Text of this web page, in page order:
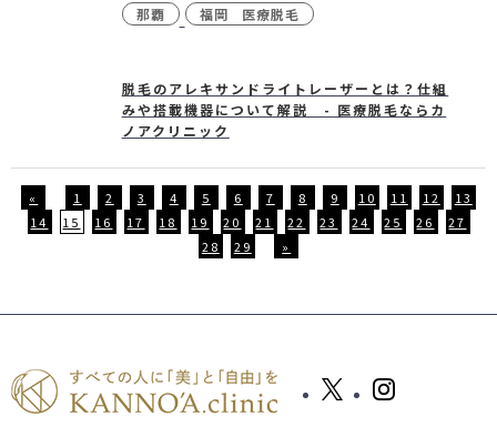
那覇
福岡 医療脱毛
脱毛のアレキサンドライトレーザーとは？仕組
みや搭載機器について解説 - 医療脱毛ならカ
ノアクリニック
« 1 2 3 4 5 6 7 8 9 10 11 12
13
14
15 16 17 18 19 20 21 22 23 24 25 26
27
28
29 »